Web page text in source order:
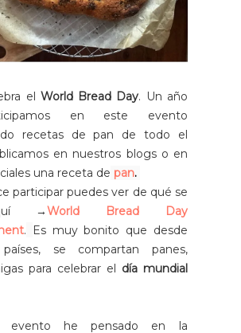
el World Bread Day. Un año
en este evento
recetas de pan de todo el
en nuestros blogs o en
una receta de pan.
participar puedes ver de qué se
→World Bread Day
.
Es muy bonito que desde
se compartan panes,
para celebrar el día mundial
evento he pensado en la